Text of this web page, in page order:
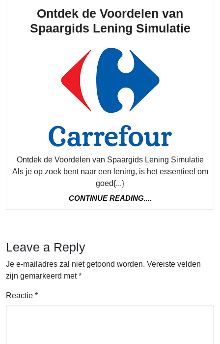
Ontdek de Voordelen van
Spaargids Lening Simulatie
Ontdek de Voordelen van Spaargids Lening Simulatie
Als je op zoek bent naar een lening, is het essentieel om
goed{...}
CONTINUE READING....
Leave a Reply
Je e-mailadres zal niet getoond worden. Vereiste velden
zijn gemarkeerd met*
Reactie *